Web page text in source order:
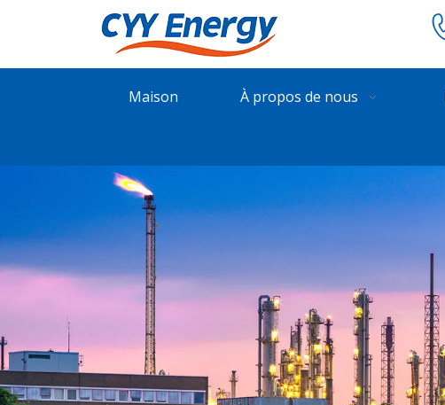
Maison À propos de nous